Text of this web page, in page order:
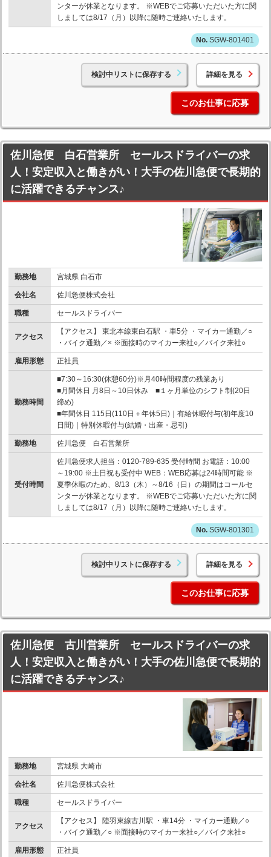
ンターが休業となります。 ※WEBでご応募いただいた方に関
しましては8/17（月）以降に随時ご連絡いたします。
SGW-801401
検討中リストに保存する 詳細を見る
このお仕事に応募
佐川急便 白石営業所 セールスドライバーの求
人！安定収入と働きがい！大手の佐川急便で長期的
に活躍できるチャンス♪
勤務地 宮城県 白石市
会社名 佐川急便株式会社
職種 セールスドライバー
アクセス
【アクセス】 東北本線東白石駅 ・車5分 ・マイカー通勤／○
・バイク通勤／× ※面接時のマイカー来社○／バイク来社○
雇用形態 正社員
勤務時間
■7:30～16:30(休憩60分)※月40時間程度の残業あり
■月間休日 月8日～10日休み ■１ヶ月単位のシフト制(20日
締め)
■年間休日 115日(110日＋年休5日)｜有給休暇付与(初年度10
日間)｜特別休暇付与(結婚・出産・忌引)
勤務地 佐川急便 白石営業所
受付時間
佐川急便求人担当：0120-789-635 受付時間 お電話：10:00
～19:00 ※土日祝も受付中 WEB：WEB応募は24時間可能 ※
夏季休暇のため、8/13（木）～8/16（日）の期間はコールセ
ンターが休業となります。 ※WEBでご応募いただいた方に関
しましては8/17（月）以降に随時ご連絡いたします。
SGW-801301
検討中リストに保存する 詳細を見る
このお仕事に応募
佐川急便 古川営業所 セールスドライバーの求
人！安定収入と働きがい！大手の佐川急便で長期的
に活躍できるチャンス♪
勤務地 宮城県 大崎市
会社名 佐川急便株式会社
職種 セールスドライバー
アクセス
【アクセス】 陸羽東線古川駅 ・車14分 ・マイカー通勤／○
・バイク通勤／○ ※面接時のマイカー来社○／バイク来社○
雇用形態 正社員